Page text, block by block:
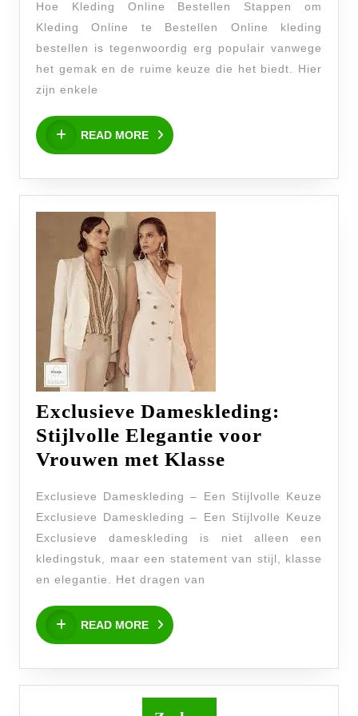
Online
Hoe Kleding Online Bestellen Stappen om
Kleding Online te Bestellen Online kleding
bestellen is tegenwoordig erg populair vanwege
het gemak en de ruime keuze die het biedt. Hier
zijn enkele
READ MORE
READ
MORE
Exclusieve Dameskleding:
Stijlvolle Elegantie voor
Vrouwen met Klasse
Stijlvolle
Elegantie
voor
Exclusieve Dameskleding – Een Stijlvolle Keuze
Exclusieve Dameskleding – Een Stijlvolle Keuze
Exclusieve dameskleding is niet alleen een
kledingstuk, maar een statement van stijl, klasse
en elegantie. Het dragen van
READ MORE
READ
MORE